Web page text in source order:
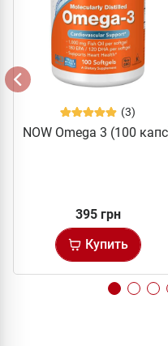
(3)
NOW Omega 3 (100
395 грн
Купить